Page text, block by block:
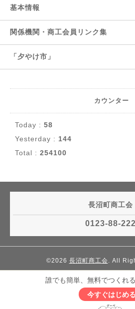
基本情報
関係機関・商工会員リンク集
「夕やけ市」
カウンター
Today : 58
Yesterday : 144
Total : 254100
長沼町商工会
0123-88-
©2026 長沼町商工会. All
誰でも簡単、無料でつくれ
今すぐはじめる